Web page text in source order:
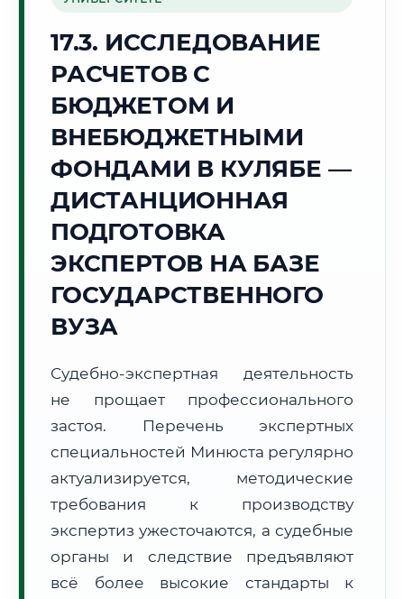
Стоимость по программам обучения "Судебная экспертиза"
Стоимость по программам обучения "Экспертиза"
🏔️
Г. КУЛЯБ
Точное местное время:
01:13:07
Суббота, 8 Августа
🌅 Восход:05:29
📍 Региональная справка г. Куляб
Тел. код:
+992 (3322)
Почтовые индексы:
735300–735310
Часовой пояс:
UTC+5
Формат учебы:
Дистанционно
🗺️ Зона обслуживания: г. Куляб
17.3. ИССЛЕДОВАНИЕ
РАСЧЕТОВ С
БЮДЖЕТОМ И
ВНЕБЮДЖЕТНЫМИ
ФОНДАМИ В КУЛЯБЕ —
ДИСТАНЦИОННАЯ
ПОДГОТОВКА
ЭКСПЕРТОВ НА БАЗЕ
ГОСУДАРСТВЕННОГО
ВУЗА
Судебно-экспертная деятельность
не прощает профессионального
застоя. Перечень экспертных
специальностей Минюста регулярно
актуализируется, методические
требования к производству
экспертиз ужесточаются, а судебные
органы и следствие предъявляют
всё более высокие стандарты к